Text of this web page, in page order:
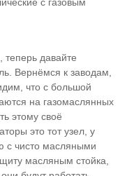
давайте
Вернёмся к заводам,
что с большой
на газомаслянных
этому своё
это тот узел, у
с чисто масляными
масляным стойка,